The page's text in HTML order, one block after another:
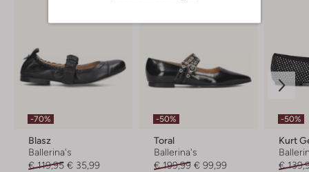
-70%
Blasz
Ballerina's
€ 119,95 € 35,99
-50%
Toral
Ballerina's
€ 199,99 € 99,99
-50%
Kurt
€